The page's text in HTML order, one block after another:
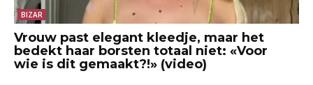
BIZAR
Vrouw past elegant kleedje, maar het
bedekt haar borsten totaal niet: «Voor
wie is dit gemaakt?!» (video)